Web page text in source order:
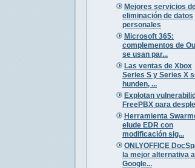
Mejores servicios
eliminación de datos
personales
Microsoft 365:
complementos de
se usan par...
Las ventas de Xbox
Series S y Series X
hunden, ...
Explotan
FreePBX para
Herramienta
elude EDR con
modificación sig...
ONLYOFFICE
la mejor alternativa a
Google...